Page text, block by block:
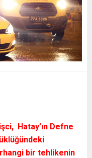
Hatay’ın Defne
bir tehlikenin